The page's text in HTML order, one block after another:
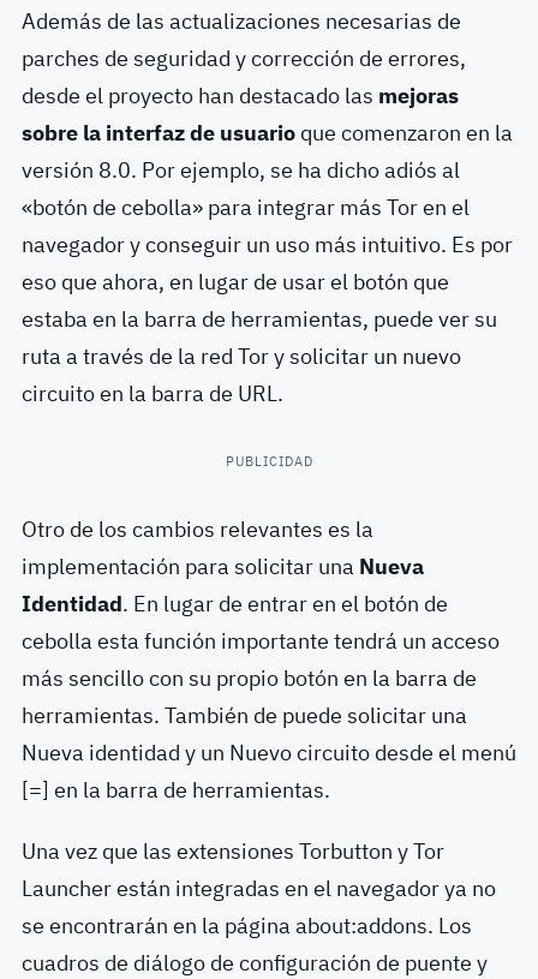
Además de las actualizaciones necesarias de
parches de seguridad y corrección de errores,
desde el proyecto han destacado las mejoras
sobre la interfaz de usuarioque comenzaron en la
versión 8.0. Por ejemplo, se ha dicho adiós al
«botón de cebolla» para integrar más Tor en el
navegador y conseguir un uso más intuitivo. Es por
eso que ahora, en lugar de usar el botón que
estaba en la barra de herramientas, puede ver su
ruta a través de la red Tor y solicitar un nuevo
circuito en la barra de URL.
PUBLICIDAD
Otro de los cambios relevantes es la
implementación para solicitar una Nueva
Identidad. En lugar de entrar en el botón de
cebolla esta función importante tendrá un acceso
más sencillo con su propio botón en la barra de
herramientas. También de puede solicitar una
Nueva identidad y un Nuevo circuito desde el menú
[=] en la barra de herramientas.
Una vez que las extensiones Torbutton y Tor
Launcher están integradas en el navegador ya no
se encontrarán en la página about:addons. Los
cuadros de diálogo de configuración de puente y